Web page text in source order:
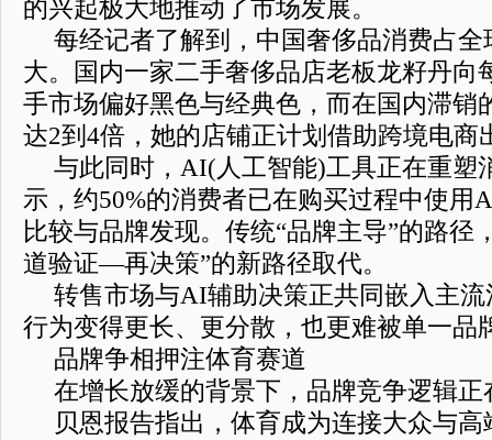
的兴起极大地推动了市场发展。
每经记者了解到，中国奢侈品消费占
大。国内一家二手奢侈品店老板龙籽丹向
手市场偏好黑色与经典色，而在国内滞销
达2到4倍，她的店铺正计划借助跨境电商
与此同时，AI(人工智能)工具正在重塑
示，约50%的消费者已在购买过程中使用
比较与品牌发现。传统“品牌主导”的路
道验证—再决策”的新路径取代。
转售市场与AI辅助决策正共同嵌入主
行为变得更长、更分散，也更难被单一品
品牌争相押注体育赛道
在增长放缓的背景下，品牌竞争逻辑正
贝恩报告指出，体育成为连接大众与